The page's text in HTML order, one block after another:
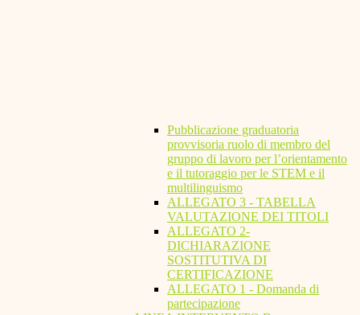
Pubblicazione graduatoria
provvisoria ruolo di membro del
gruppo di lavoro per l’orientamento
e il tutoraggio per le STEM e il
multilinguismo
ALLEGATO 3 - TABELLA
VALUTAZIONE DEI TITOLI
ALLEGATO 2-
DICHIARAZIONE
SOSTITUTIVA DI
CERTIFICAZIONE
ALLEGATO 1 - Domanda di
partecipazione